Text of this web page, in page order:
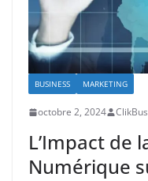
BUSINESS MARKETING
octobre 2, 2024
L’Impact de
Numérique